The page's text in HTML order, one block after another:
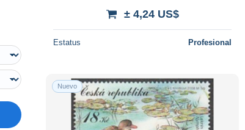
± 4,24 US$
Estatus Profesional
Nuevo